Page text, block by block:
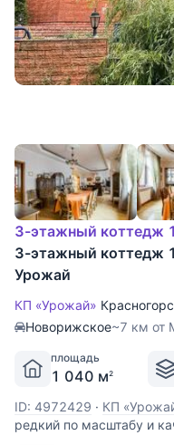
3-этажный коттедж
3-этажный коттедж
Урожай
КП «Урожай»
Новорижское~7 км от
площадь
1 040 м2
ID: 4972429 · КП
редкий по масштабу и